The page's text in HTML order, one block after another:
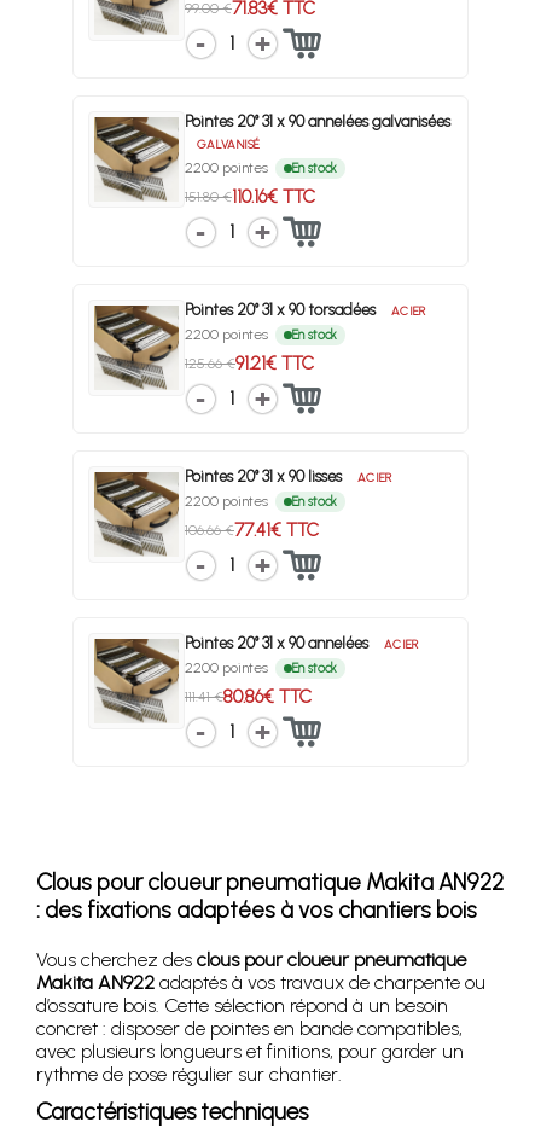
99.00 €71.83€ TTC
1
Pointes 20° 31 x 90 annelées galvanisées
GALVANISÉ
2200 pointes En stock
151.80 €110.16€ TTC
1
Pointes 20° 31 x 90 torsadées ACIER
2200 pointes En stock
125.66 €91.21€ TTC
1
Pointes 20° 31 x 90 lisses ACIER
2200 pointes En stock
106.66 €77.41€ TTC
1
Pointes 20° 31 x 90 annelées ACIER
2200 pointes En stock
111.41 €80.86€ TTC
1
Clous pour cloueur pneumatique Makita AN922
: des fixations adaptées à vos chantiers bois
Vous cherchez des clous pour cloueur pneumatique
Makita AN922 adaptés à vos travaux de charpente ou
d’ossature bois. Cette sélection répond à un besoin
concret : disposer de pointes en bande compatibles,
avec plusieurs longueurs et finitions, pour garder un
rythme de pose régulier sur chantier.
Caractéristiques techniques